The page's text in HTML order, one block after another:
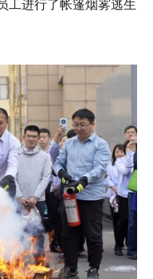
工进行了帐篷烟雾逃生